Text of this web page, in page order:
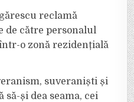
reclamă
de către personalul
o zonă rezidențială
suveraniști și
să-și dea seama, cei